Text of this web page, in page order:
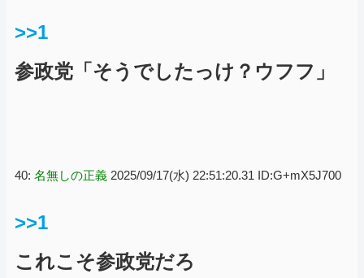
>>1
参政党「そうでしたっけ？ウフフ」
40: 名無しの正義 2025/09/17(水) 22:51:20.31 ID:G+mX5J700
>>1
これこそ参政党だろ